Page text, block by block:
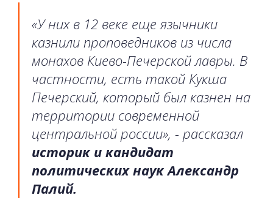
«У них в 12 веке еще язычники
казнили проповедников из числа
монахов Киево-Печерской лавры. В
частности, есть такой Кукша
Печерский, который был казнен на
территории современной
центральной россии», - рассказал
историк и кандидат
политических наук Александр
Палий.